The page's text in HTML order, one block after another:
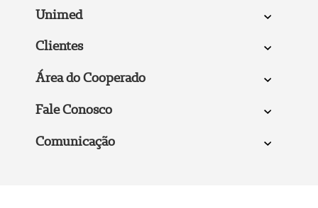
Unimed
Clientes
Área do Cooperado
Fale Conosco
Comunicação